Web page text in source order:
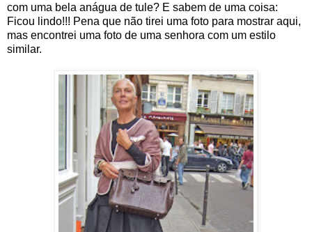
com uma bela anágua de tule? E sabem de uma coisa:
Ficou lindo!!! Pena que não tirei uma foto para mostrar aqui,
mas encontrei uma foto de uma senhora com um estilo
similar.